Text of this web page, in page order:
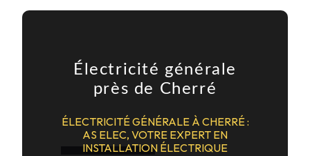
Électricité générale
près de Cherré
ÉLECTRICITÉ GÉNÉRALE À CHERRÉ :
AS ELEC, VOTRE EXPERT EN
INSTALLATION ÉLECTRIQUE